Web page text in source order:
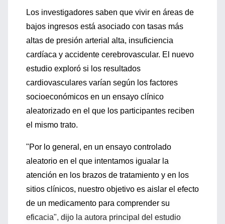
Los investigadores saben que vivir en áreas de
bajos ingresos está asociado con tasas más
altas de presión arterial alta, insuficiencia
cardíaca y accidente cerebrovascular. El nuevo
estudio exploró si los resultados
cardiovasculares varían según los factores
socioeconómicos en un ensayo clínico
aleatorizado en el que los participantes reciben
el mismo trato.
"Por lo general, en un ensayo controlado
aleatorio en el que intentamos igualar la
atención en los brazos de tratamiento y en los
sitios clínicos, nuestro objetivo es aislar el efecto
de un medicamento para comprender su
eficacia", dijo la autora principal del estudio